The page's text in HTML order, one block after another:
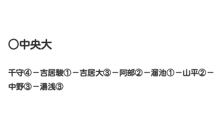
○中央大
千守④－吉居駿①－吉居大③－阿部②－溜池①－山平②－
中野③－湯浅③